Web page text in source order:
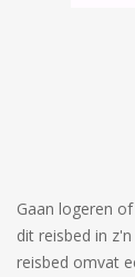
Gaan logeren
dit reisbed in
reisbed omvat